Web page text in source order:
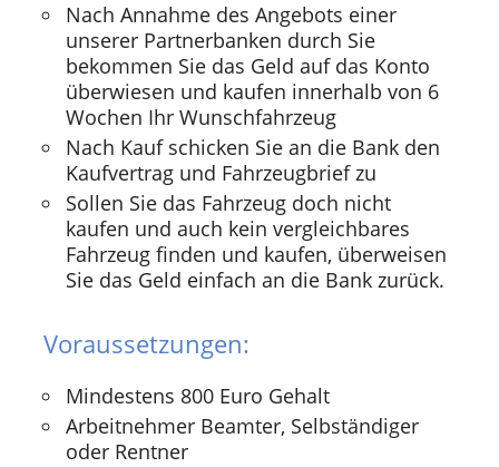
Nach Annahme des Angebots einer
unserer Partnerbanken durch Sie
bekommen Sie das Geld auf das Konto
überwiesen und kaufen innerhalb von 6
Wochen Ihr Wunschfahrzeug
Nach Kauf schicken Sie an die Bank den
Kaufvertrag und Fahrzeugbrief zu
Sollen Sie das Fahrzeug doch nicht
kaufen und auch kein vergleichbares
Fahrzeug finden und kaufen, überweisen
Sie das Geld einfach an die Bank zurück.
Voraussetzungen:
Mindestens 800 Euro Gehalt
Arbeitnehmer Beamter, Selbständiger
oder Rentner